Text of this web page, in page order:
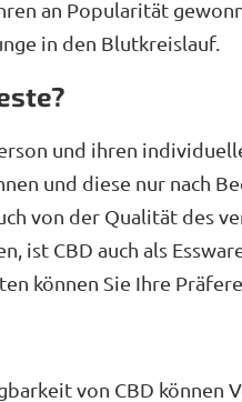
an Popularität
in den Blutkreislauf.
und ihren
und diese nur nach
von der Qualität des
ist CBD auch als
können Sie Ihre
von CBD können